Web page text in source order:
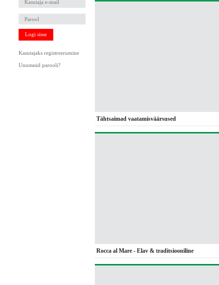
Logi sisse
Kasutajaks registreerumine
Unustasid parooli?
Tähtsaimad vaatamisväärsused
Rocca al Mare - Elav & traditsiooniline